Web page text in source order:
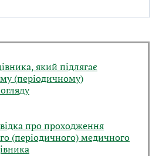
який підлягає
(періодичному)
про проходження
(періодичного) медичного